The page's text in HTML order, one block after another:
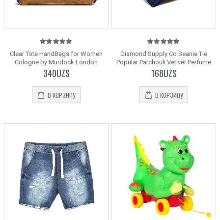
5.00out
of 5
Clear Tote HandBags for Women
Cologne by Murdock London
340UZS
В КОРЗИНУ
5.00
out
of 5
Diamond Supply Co Beanie Tie
Popular Patchouli Vetiver Perfume
168UZS
В КОРЗИНУ